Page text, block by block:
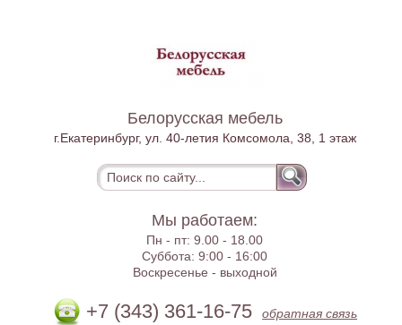
Белорусская мебель
г.Екатеринбург, ул. 40-летия Комсомола, 38, 1 этаж
Мы работаем:
Пн - пт:9.00 - 18.00
Суббота:9:00 - 16:00
Воскресенье - выходной
+7 (343) 361-16-75 обратная связь